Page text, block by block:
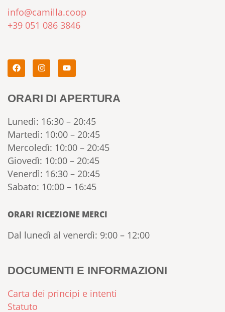
info@camilla.coop
+39 051 086 3846
ORARI DI APERTURA
Lunedì: 16:30 – 20:45
Martedì: 10:00 – 20:45
Mercoledì: 10:00 – 20:45
Giovedì: 10:00 – 20:45
Venerdì: 16:30 – 20:45
Sabato: 10:00 – 16:45
ORARI RICEZIONE MERCI
Dal lunedì al venerdì: 9:00 – 12:00
DOCUMENTI E INFORMAZIONI
Carta dei principi e intenti
Statuto